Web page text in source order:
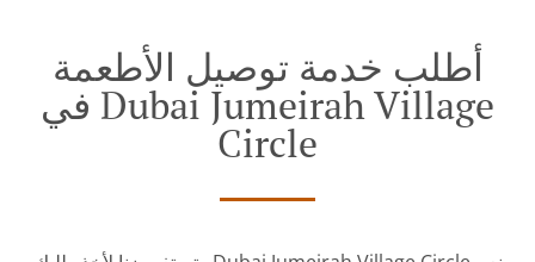
أطلب خدمة توصيل الأطعمة
في Dubai Jumeirah Village
Circle